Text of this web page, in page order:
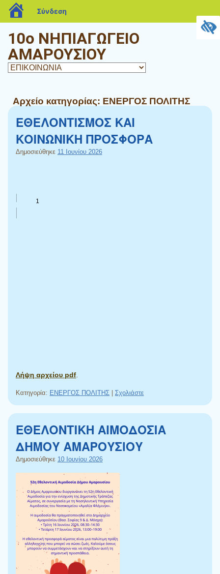
10o ΝΗΠΙΑΓΩΓΕΙΟ
ΑΜΑΡΟΥΣΙΟΥ
Αρχείο κατηγορίας: ΕΝΕΡΓΟΣ ΠΟΛΙΤΗΣ
ΕΘΕΛΟΝΤΙΣΜΟΣ ΚΑΙ
ΚΟΙΝΩΝΙΚΗ ΠΡΟΣΦΟΡΑ
Δημοσιεύθηκε 11 Ιουνίου 2026
Λήψη αρχείου pdf
Κατηγορία: ΕΝΕΡΓΟΣ ΠΟΛΙΤΗΣ Σχολιάστε
ΕΘΕΛΟΝΤΙΚΗ ΑΙΜΟΔΟΣΙΑ
ΔΗΜΟΥ ΑΜΑΡΟΥΣΙΟΥ
Δημοσιεύθηκε 10 Ιουνίου 2026
blogs.sch.gr
Σύνδεση